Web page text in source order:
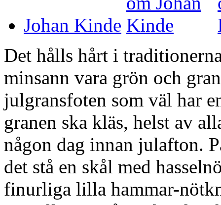
Johan Kinde
Det hålls hårt i
minsann vara grön och
julgransfoten som väl har
granen ska kläs, helst av
någon dag innan julafton.
det stå en skål med
finurliga lilla hammar-